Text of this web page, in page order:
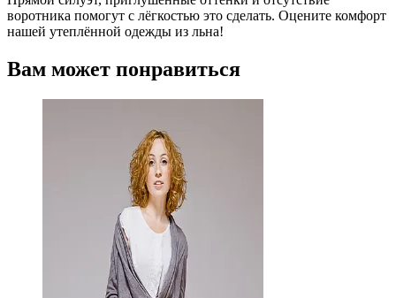
воротника помогут с лёгкостью это сделать. Оцените комфорт
нашей утеплённой одежды из льна!
Вам может понравиться